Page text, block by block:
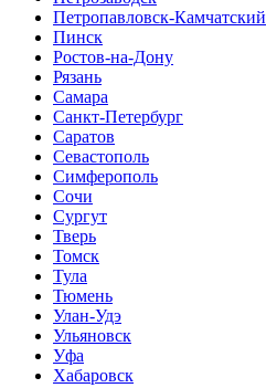
Петропавловск-Камчатский
Пинск
Ростов-на-Дону
Рязань
Самара
Санкт-Петербург
Саратов
Севастополь
Симферополь
Сочи
Сургут
Тверь
Томск
Тула
Тюмень
Улан-Удэ
Ульяновск
Уфа
Хабаровск